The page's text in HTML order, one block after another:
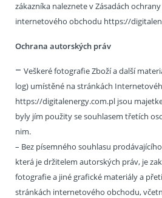
zákazníka naleznete v Zásadách
internetového obchodu https://
Ochrana autorských práv
– Veškeré fotografie Zboží a další
log) umístěné na stránkách
https://digitalenergy.com.pl jsou
byly jím použity se souhlasem třetích
nim.
– Bez písemného souhlasu
která je držitelem autorských práv, je
fotografie a jiné grafické materiály a
stránkách internetového obchodu,